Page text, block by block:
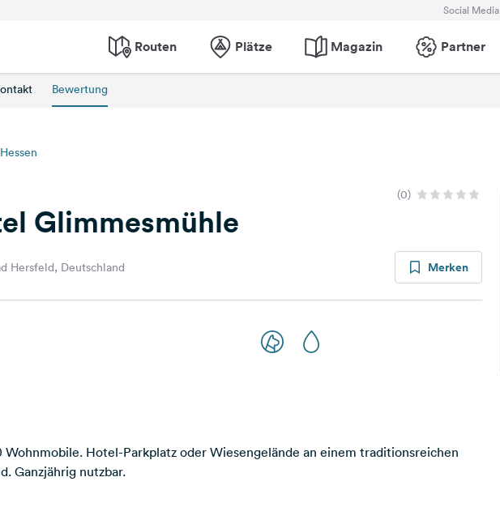
Social Media
Routen Plätze Magazin Partner
Bewertung
Hessen
(0)
Glimmesmühle
Hersfeld, Deutschland Merken
Hotel-Parkplatz oder Wiesengelände an einem traditionsreichen
Ganzjährig nutzbar.